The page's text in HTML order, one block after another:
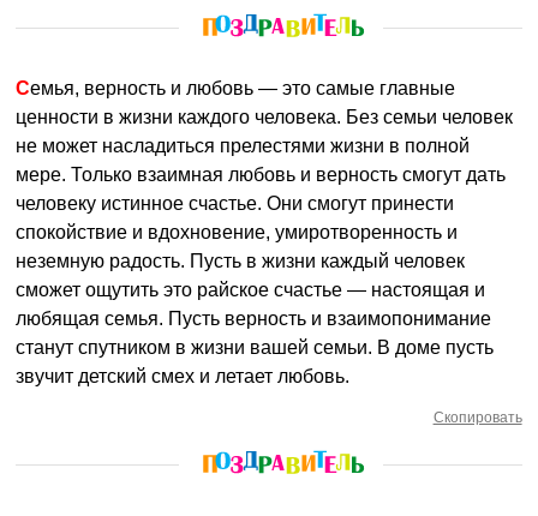
Семья, верность и любовь — это самые главные
ценности в жизни каждого человека. Без семьи человек
не может насладиться прелестями жизни в полной
мере. Только взаимная любовь и верность смогут дать
человеку истинное счастье. Они смогут принести
спокойствие и вдохновение, умиротворенность и
неземную радость. Пусть в жизни каждый человек
сможет ощутить это райское счастье — настоящая и
любящая семья. Пусть верность и взаимопонимание
станут спутником в жизни вашей семьи. В доме пусть
звучит детский смех и летает любовь.
Скопировать